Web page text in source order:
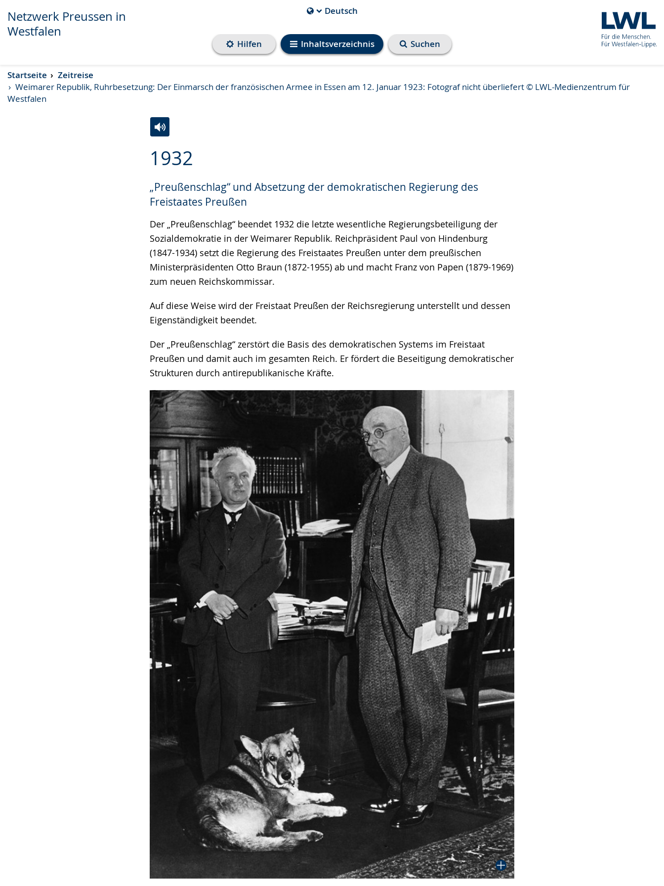
Transkript anzeigen
Abspielen
Pausieren
Netzwerk Preussen in
Westfalen
Die
Sprache
ist
Deutsch
Inhaltsverzeichnis
Hilfen Suchen
Startseite
Zeitreise
Weimarer Republik, Ruhrbesetzung: Der Einmarsch der französischen Armee in Essen am 12. Januar 1923: Fotograf nicht überliefert © LWL-Medienzentrum für
Westfalen
1932
„Preußenschlag“ und Absetzung der demokratischen Regierung des
Freistaates Preußen
Der „Preußenschlag“ beendet 1932 die letzte wesentliche Regierungsbeteiligung der
Sozialdemokratie in der Weimarer Republik. Reichpräsident Paul von Hindenburg
(1847-1934) setzt die Regierung des Freistaates Preußen unter dem preußischen
Ministerpräsidenten Otto Braun (1872-1955) ab und macht Franz von Papen (1879-1969)
zum neuen Reichskommissar.
Auf diese Weise wird der Freistaat Preußen der Reichsregierung unterstellt und dessen
Eigenständigkeit beendet.
Der „Preußenschlag“ zerstört die Basis des demokratischen Systems im Freistaat
Preußen und damit auch im gesamten Reich. Er fördert die Beseitigung demokratischer
Strukturen durch antirepublikanische Kräfte.
Leichten
wechseln.
Audio-
Video
Deutscher
Gebärdensprache
angezeigt.